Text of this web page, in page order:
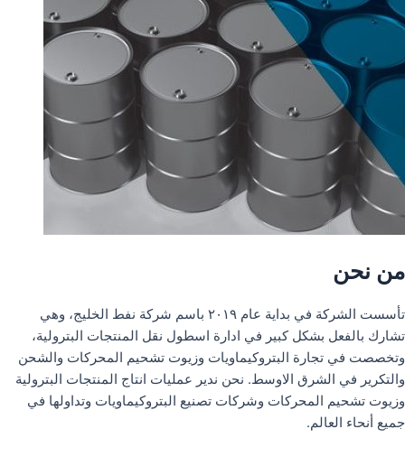
من نحن
تأسست الشركة في بداية عام ٢٠١٩ باسم شركة نفط الخليج، وهي
تشارك بالفعل بشكل كبير في ادارة اسطول نقل المنتجات البترولية،
وتخصصت في تجارة البتروكيماويات وزيوت تشحيم المحركات والشحن
والتكرير في الشرق الاوسط. نحن ندير عمليات انتاج المنتجات البترولية
وزيوت تشحيم المحركات وشركات تصنيع البتروكيماويات وتداولها في
جميع أنحاء العالم.